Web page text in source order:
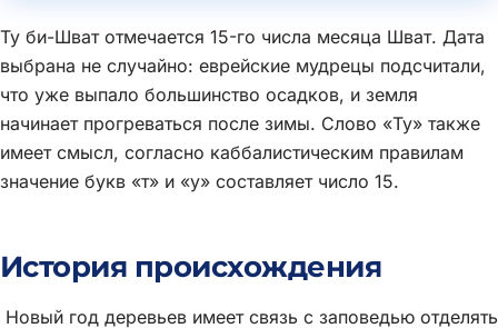
Ту би-Шват отмечается 15-го числа месяца Шват. Дата
выбрана не случайно: еврейские мудрецы подсчитали,
что уже выпало большинство осадков, и земля
начинает прогреваться после зимы. Слово «Ту» также
имеет смысл, согласно каббалистическим правилам
значение букв «т» и «у» составляет число 15.
История происхождения
Новый год деревьев имеет связь с заповедью отделять